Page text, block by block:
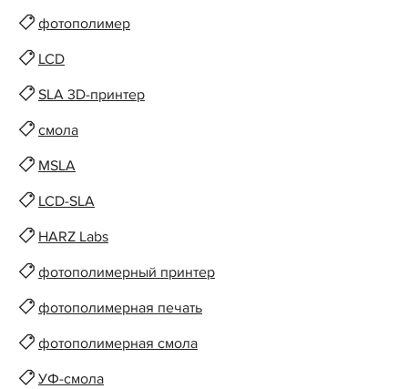
фотополимер
LCD
SLA 3D-принтер
смола
MSLA
LCD-SLA
HARZ Labs
фотополимерный принтер
фотополимерная печать
фотополимерная смола
УФ-смола